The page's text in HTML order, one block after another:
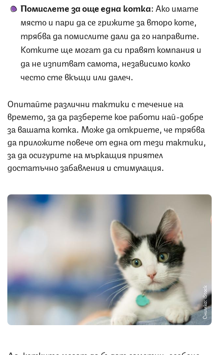
Помислете за още една котка: Ако имате
място и пари да се грижите за второ коте,
трябва да помислите дали да го направите.
Котките ще могат да си правят компания и
да не изпитват самота, независимо колко
често сте вкъщи или далеч.
Опитайте различни тактики с течение на
времето, за да разберете кое работи най-добре
за вашата котка. Може да откриете, че трябва
да приложите повече от една от тези тактики,
за да осигурите на мъркащия приятел
достатъчно забавления и стимулация.
Снимка: iStock